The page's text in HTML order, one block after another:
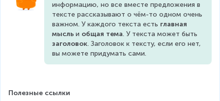
информацию, но все вместе предложения в
тексте рассказывают о чём-то одном очень
важном. У каждого текста есть главная
мысль и общая тема
заголовок. Заголовок к тексту, если его нет,
вы можете придумать сами.
Полезные ссылки